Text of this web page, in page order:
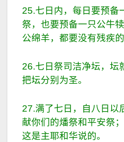
25.七日内，每日要预备
祭，也要预备一只公牛
公绵羊，都要没有残疾的
26.七日祭司洁净坛，坛
把坛分别为圣。
27.满了七日，自八日以
献你们的燔祭和平安祭
这是主耶和华说的。